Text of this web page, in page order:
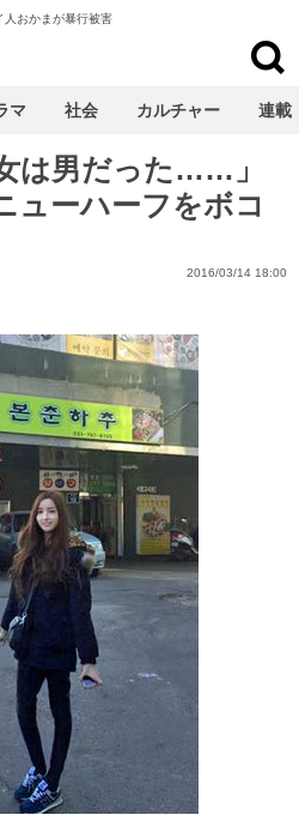
人おかまが暴行被害
は男だった……」
ューハーフをボコ
2016/03/14 18:00
マ 社会 カルチャー 連載